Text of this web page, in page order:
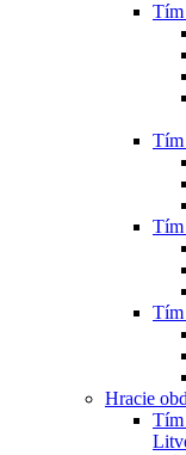
Tím
Tím
Tím
Hracie
Tím